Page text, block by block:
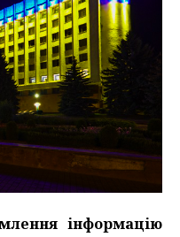
інформацію